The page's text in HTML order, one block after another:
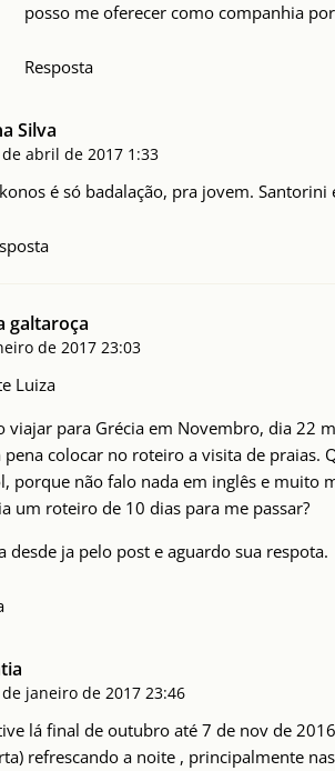
posso me oferecer como companhia
Resposta
Silva
de abril de 2017 1:33
é só badalação, pra jovem.
galtaroça
de 2017 23:03
Luiza
viajar para Grécia em Novembro, dia 22
pena colocar no roteiro a visita de praias.
porque não falo nada em inglês e muito
um roteiro de 10 dias para me passar?
desde ja pelo post e aguardo sua respota.
de janeiro de 2017 23:46
lá final de outubro até 7 de nov de
refrescando a noite , principalmente